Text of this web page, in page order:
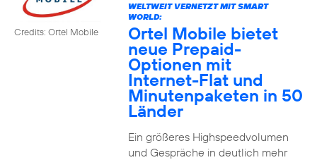
Credits: Ortel Mobile
WELTWEIT VERNETZT MIT SMART
WORLD:
Ortel Mobile bietet
neue Prepaid-
Optionen mit
Internet-Flat und
Minutenpaketen in 50
Länder
Ein größeres Highspeedvolumen
und Gespräche in deutlich mehr